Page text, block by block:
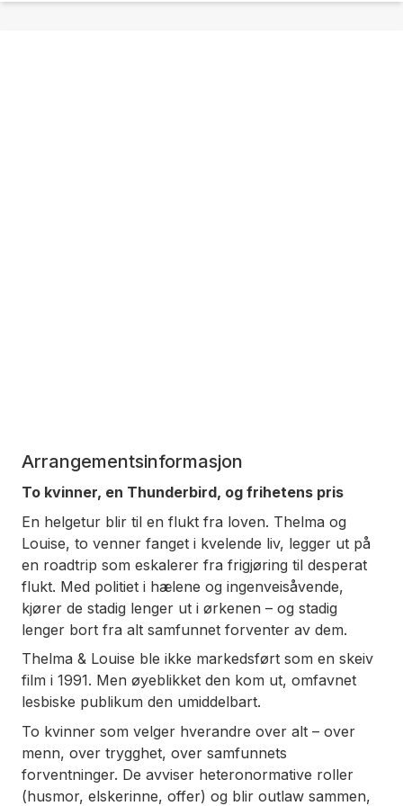
Arrangementsinformasjon
To kvinner, en Thunderbird, og frihetens pris
En helgetur blir til en flukt fra loven. Thelma og
Louise, to venner fanget i kvelende liv, legger ut på
en roadtrip som eskalerer fra frigjøring til desperat
flukt. Med politiet i hælene og ingenveisåvende,
kjører de stadig lenger ut i ørkenen – og stadig
lenger bort fra alt samfunnet forventer av dem.
Thelma & Louise ble ikke markedsført som en skeiv
film i 1991. Men øyeblikket den kom ut, omfavnet
lesbiske publikum den umiddelbart.
To kvinner som velger hverandre over alt – over
menn, over trygghet, over samfunnets
forventninger. De avviser heteronormative roller
(husmor, elskerinne, offer) og blir outlaw sammen,